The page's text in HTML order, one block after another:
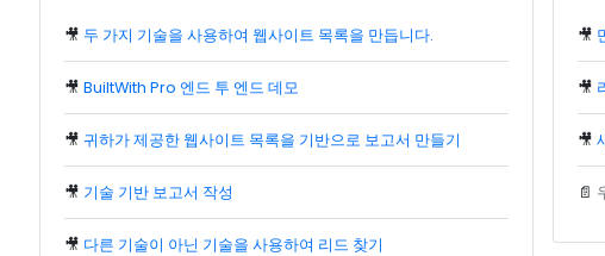
🎥 두 가지 기술을 사용하여 웹사이트 목록을 만듭니다.
🎥 BuiltWith Pro 엔드 투 엔드 데모
🎥 귀하가 제공한 웹사이트 목록을 기반으로 보고서 만들기
🎥 기술 기반 보고서 작성
🎥 다른 기술이 아닌 기술을 사용하여 리드 찾기
🎥
🎥
🎥
📄